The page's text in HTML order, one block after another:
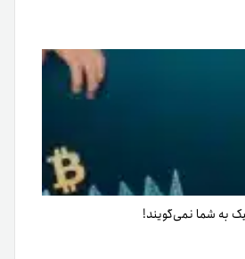
به شما نمی‌گویند!